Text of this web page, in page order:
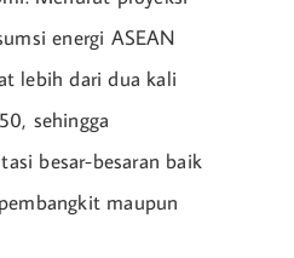
energi ASEAN
lebih dari dua kali
sehingga
besar-besaran baik
maupun